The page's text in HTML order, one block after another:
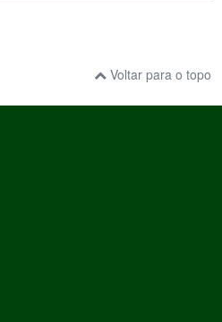
Voltar para o topo